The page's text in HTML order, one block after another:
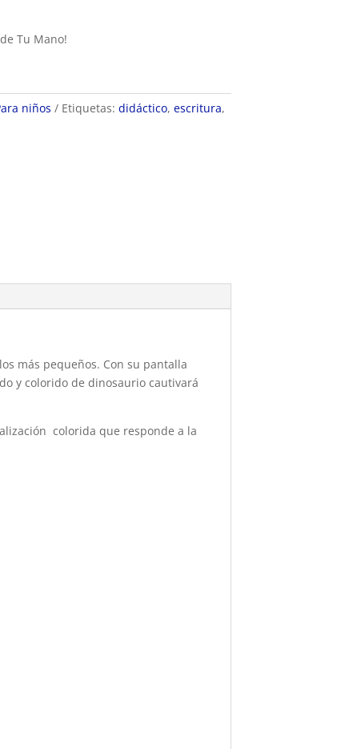
Tu Mano!
niños Etiquetas:didáctico,escritura,
más pequeños. Con su pantalla
y colorido de dinosaurio cautivará
colorida que responde a la